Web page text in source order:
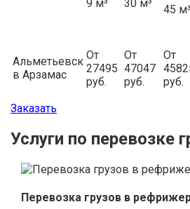
9 м³
30 м³
45 м³
Альметьевск
в Арзамас
От
27495
руб.
От
47047
руб.
От
руб.
Заказать
Услуги по перевозке
Перевозка грузов в